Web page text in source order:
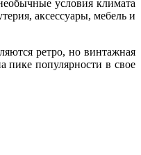
условия климата
аксессуары, мебель и
ретро, но винтажная
пике популярности в свое